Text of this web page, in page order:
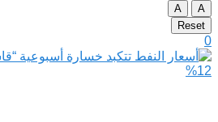
A
A
Reset
0